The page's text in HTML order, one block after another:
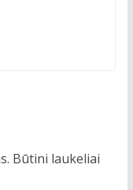
Būtini laukeliai